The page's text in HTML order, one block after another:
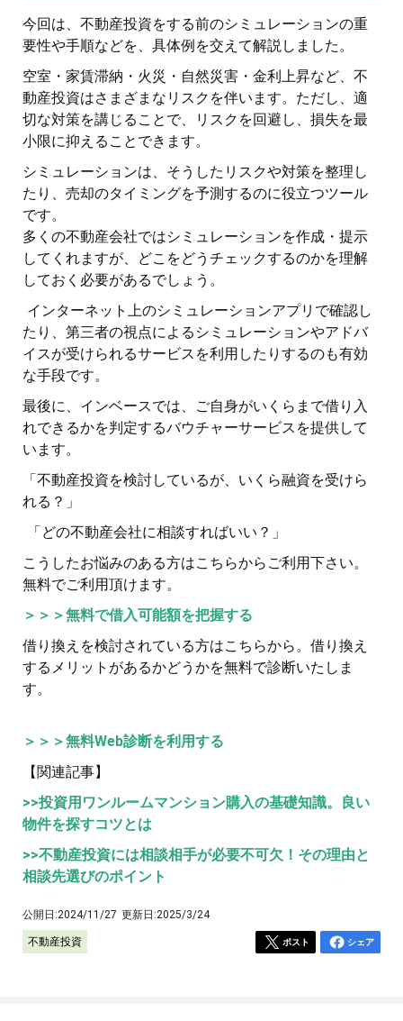
今回は、不動産投資をする前のシミュレーションの重
要性や手順などを、具体例を交えて解説しました。
空室・家賃滞納・火災・自然災害・金利上昇など、不
動産投資はさまざまなリスクを伴います。ただし、適
切な対策を講じることで、リスクを回避し、損失を最
小限に抑えることできます。
シミュレーションは、そうしたリスクや対策を整理し
たり、売却のタイミングを予測するのに役立つツール
です。
多くの不動産会社ではシミュレーションを作成・提示
してくれますが、どこをどうチェックするのかを理解
しておく必要があるでしょう。
インターネット上のシミュレーションアプリで確認し
たり、第三者の視点によるシミュレーションやアドバ
イスが受けられるサービスを利用したりするのも有効
な手段です。
最後に、インベースでは、ご自身がいくらまで借り入
れできるかを判定するバウチャーサービスを提供して
います。
「不動産投資を検討しているが、いくら融資を受けら
れる？」
「どの不動産会社に相談すればいい？」
こうしたお悩みのある方はこちらからご利用下さい。
無料でご利用頂けます。
＞＞＞無料で借入可能額を把握する
借り換えを検討されている方はこちらから。借り換え
するメリットがあるかどうかを無料で診断いたしま
す。
＞＞＞無料Web診断を利用する
【関連記事】
>>投資用ワンルームマンション購入の基礎知識。良い
物件を探すコツとは
>>不動産投資には相談相手が必要不可欠！その理由と
相談先選びのポイント
公開日:2024/11/27 更新日:2025/3/24
不動産投資 ポスト シェア